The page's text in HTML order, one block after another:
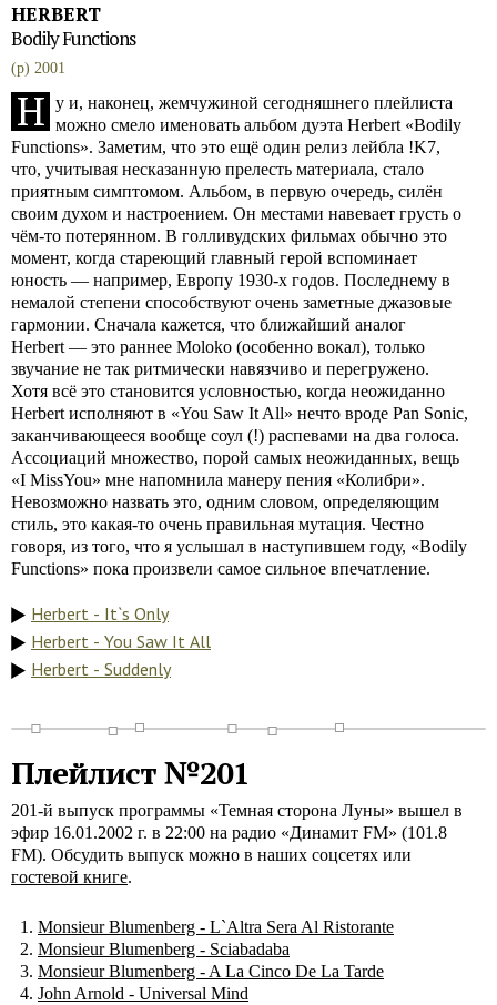
HERBERT
Bodily Functions
(p) 2001
Н у и, наконец, жемчужиной сегодняшнего плейлиста
можно смело именовать альбом дуэта Herbert «Bodily
Functions». Заметим, что это ещё один релиз лейбла !K7,
что, учитывая несказанную прелесть материала, стало
приятным симптомом. Альбом, в первую очередь, силён
своим духом и настроением. Он местами навевает грусть о
чём-то потерянном. В голливудских фильмах обычно это
момент, когда стареющий главный герой вспоминает
юность — например, Европу 1930-х годов. Последнему в
немалой степени способствуют очень заметные джазовые
гармонии. Сначала кажется, что ближайший аналог
Herbert — это раннее Moloko (особенно вокал), только
звучание не так ритмически навязчиво и перегружено.
Хотя всё это становится условностью, когда неожиданно
Herbert исполняют в «You Saw It All» нечто вроде Pan Sonic,
заканчивающееся вообще соул (!) распевами на два голоса.
Ассоциаций множество, порой самых неожиданных, вещь
«I MissYou» мне напомнила манеру пения «Колибри».
Невозможно назвать это, одним словом, определяющим
стиль, это какая-то очень правильная мутация. Честно
говоря, из того, что я услышал в наступившем году, «Bodily
Functions» пока произвели самое сильное впечатление.
Herbert - It`s Only
Herbert - You Saw It All
Herbert - Suddenly
Плейлист №201
201-й выпуск программы «Темная сторона Луны» вышел в
эфир 16.01.2002 г. в 22:00 на радио «Динамит FM» (101.8
FM). Обсудить выпуск можно в наших соцсетях или
гостевой книге.
Monsieur Blumenberg - L`Altra Sera Al Ristorante
Monsieur Blumenberg - Sciabadaba
Monsieur Blumenberg - A La Cinco De La Tarde
John Arnold - Universal Mind